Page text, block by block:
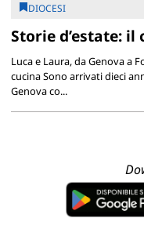
DIOCESI
Storie d’estate: il
Luca e Laura, da Genova a
cucina Sono arrivati dieci
Genova co...